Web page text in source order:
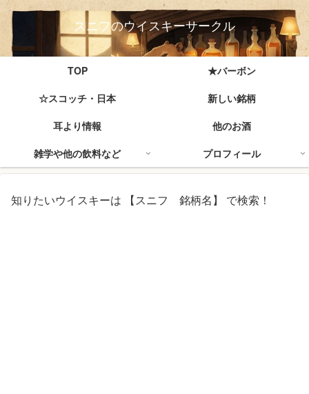
スニフのウイスキーサークル
TOP
★バーボン
☆スコッチ・日本
新しい銘柄
耳より情報
他のお酒
雑学や他の飲料など
プロフィール
知りたいウイスキーは 【スニフ 銘柄名】 で検索！